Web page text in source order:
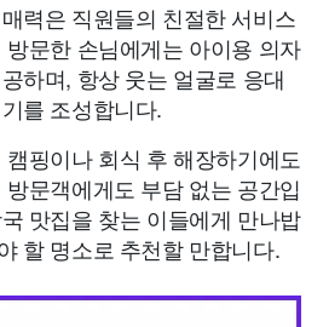
력은 직원들의 친절한 서비스
문한 손님에게는 아이용 의자
하며, 항상 웃는 얼굴로 응대
를 조성합니다.
핑이나 회식 후 해장하기에도
문객에게도 부담 없는 공간입
맛집을 찾는 이들에게 만나밥
할 명소로 추천할 만합니다.